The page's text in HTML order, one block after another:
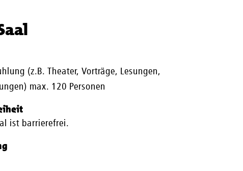
(z.B. Theater, Vorträge, Lesungen,
max. 120 Personen
ist barrierefrei.